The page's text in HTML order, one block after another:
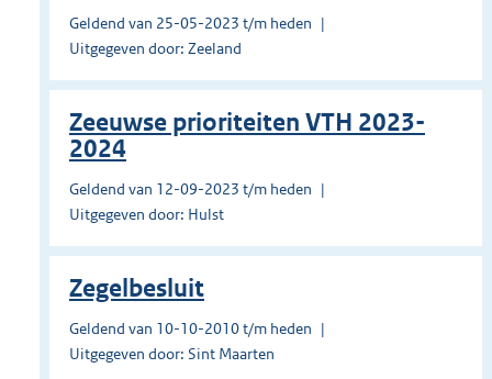
Geldend van 25-05-2023 t/m heden
Uitgegeven door: Zeeland
Zeeuwse prioriteiten VTH 2023-
2024
Geldend van 12-09-2023 t/m heden
Uitgegeven door: Hulst
Zegelbesluit
Geldend van 10-10-2010 t/m heden
Uitgegeven door: Sint Maarten